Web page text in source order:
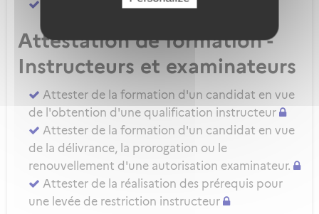
Attester d'une évaluation de niveau IRSE
Attestation de formation -
Instructeurs et examinateurs
Attester de la formation d'un candidat en vue
de l'obtention d'une qualification instructeur
Attester de la formation d'un candidat en vue
de la délivrance, la prorogation ou le
renouvellement d'une autorisation examinateur.
Attester de la réalisation des prérequis pour
une levée de restriction instructeur